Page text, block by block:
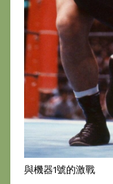
與機器1號的激戰